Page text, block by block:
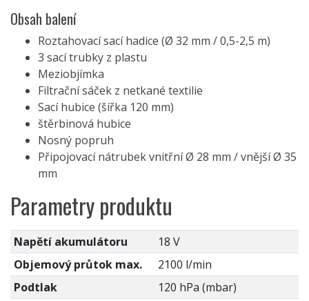
Obsah balení
Roztahovací sací hadice (Ø 32 mm / 0,5-2,5 m)
3 sací trubky z plastu
Meziobjímka
Filtrační sáček z netkané textilie
Sací hubice (šířka 120 mm)
štěrbinová hubice
Nosný popruh
Připojovací nátrubek vnitřní Ø 28 mm / vnější Ø 35
mm
Parametry produktu
Napětí akumulátoru
18 V
Objemový průtok max.
2100 l/min
Podtlak
120 hPa (mbar)